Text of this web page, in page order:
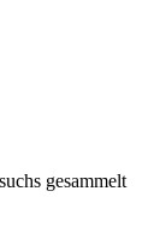
gesammelt